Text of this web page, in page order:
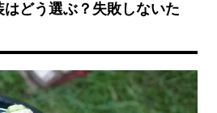
どう選ぶ？失敗しないた